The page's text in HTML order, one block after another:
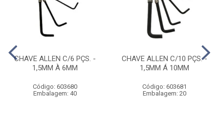
CHAVE ALLEN C/6 PÇS. -
1,5MM À 6MM
Código: 603680
Embalagem: 40
CHAVE ALLEN C/10 PÇS. -
1,5MM Á 10MM
Código: 603681
Embalagem: 20